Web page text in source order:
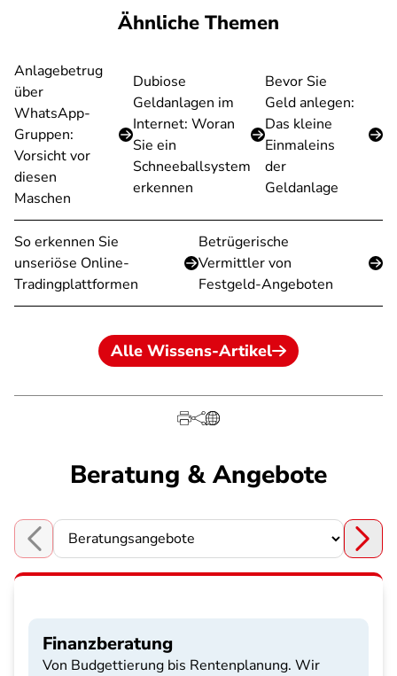
Ähnliche Themen
Anlagebetrug
über
WhatsApp-
Gruppen:
Vorsicht vor
diesen
Maschen
Dubiose
Geldanlagen im
Internet: Woran
Sie ein
Schneeballsystem
erkennen
Bevor Sie
Geld anlegen:
Das kleine
Einmaleins
der
Geldanlage
So erkennen Sie
unseriöse Online-
Tradingplattformen
Betrügerische
Vermittler von
Festgeld-Angeboten
Alle Wissens-Artikel
Beratung & Angebote
Choose a section
Finanzberatung
Von Budgettierung bis Rentenplanung. Wir